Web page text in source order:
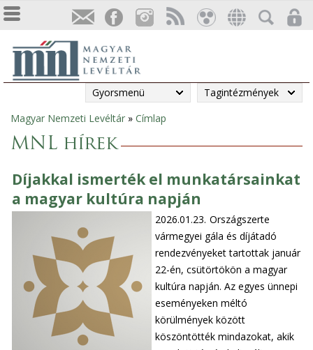
Gyorsmenü Tagintézmények
Jelenlegi
hely
Magyar Nemzeti Levéltár » Címlap
MNL hírek
Díjakkal ismerték el munkatársainkat
a magyar kultúra napján
2026.01.23. Országszerte
vármegyei gála és díjátadó
rendezvényeket tartottak január
22-én, csütörtökön a magyar
kultúra napján. Az egyes ünnepi
eseményeken méltó
körülmények között
köszöntötték mindazokat, akik